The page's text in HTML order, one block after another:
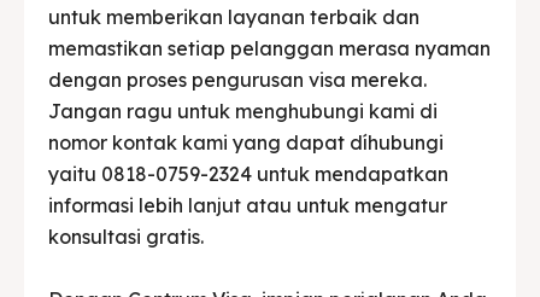
untuk memberikan layanan terbaik dan
memastikan setiap pelanggan merasa nyaman
dengan proses pengurusan visa mereka.
Jangan ragu untuk menghubungi kami di
nomor kontak kami yang dapat díhubungi
yaitu 0818-0759-2324 untuk mendapatkan
informasi lebih lanjut atau untuk mengatur
konsultasi gratis.